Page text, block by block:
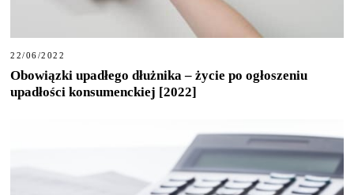
22/06/2022
Obowiązki upadłego dłużnika – życie po ogłoszeniu
upadłości konsumenckiej [2022]